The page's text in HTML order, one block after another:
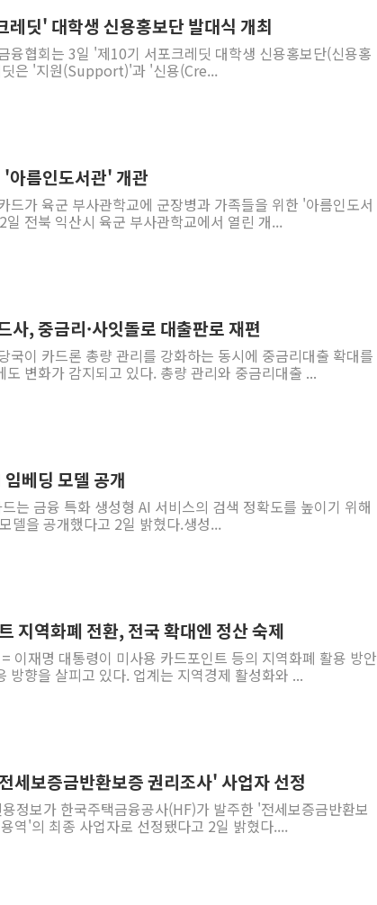
딧' 대학생 신용홍보단 발대식 개최
융협회는 3일 '제10기 서포크레딧 대학생 신용홍보단(신용홍
은 '지원(Support)'과 '신용(Cre...
아름인도서관' 개관
드가 육군 부사관학교에 군장병과 가족들을 위한 '아름인도서
전북 익산시 육군 부사관학교에서 열린 개...
, 중금리·사잇돌로 대출판로 재편
이 카드론 총량 관리를 강화하는 동시에 중금리대출 확대를
변화가 감지되고 있다. 총량 관리와 중금리대출 ...
베딩 모델 공개
는 금융 특화 생성형 AI 서비스의 검색 정확도를 높이기 위해
을 공개했다고 2일 밝혔다.생성...
지역화폐 전환, 전국 확대엔 정산 숙제
이재명 대통령이 미사용 카드포인트 등의 지역화폐 활용 방안
방향을 살피고 있다. 업계는 지역경제 활성화와 ...
세보증금반환보증 권리조사' 사업자 선정
정보가 한국주택금융공사(HF)가 발주한 '전세보증금반환보
역'의 최종 사업자로 선정됐다고 2일 밝혔다....